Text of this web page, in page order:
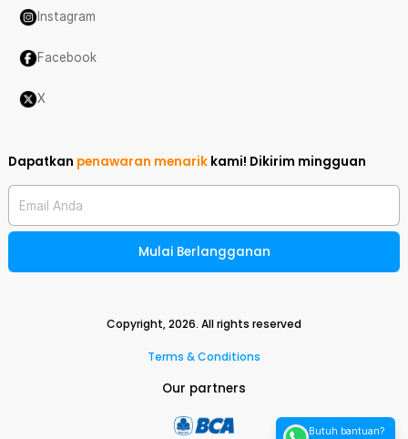
Instagram
Facebook
X
Dapatkan penawaran menarik kami! Dikirim mingguan
Email Anda
Mulai Berlangganan
Copyright,2026. All rights reserved
Terms & Conditions
Our partners
Butuh bantuan?